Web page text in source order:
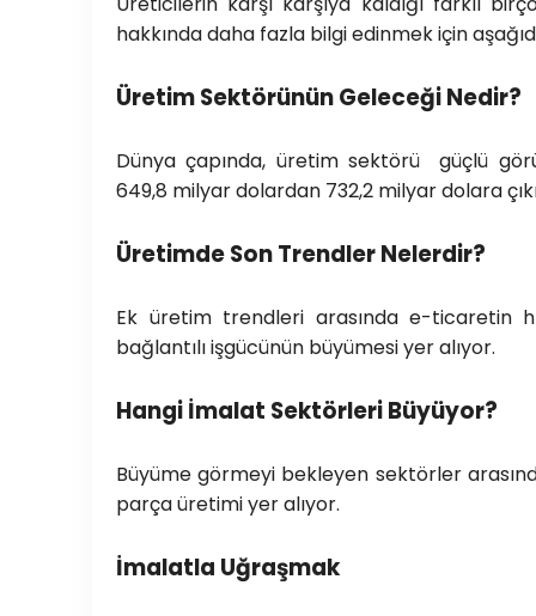
hakkında daha fazla bilgi edinmek için
Üretim Sektörünün Geleceği Nedir?
Dünya çapında, üretim sektörü güçlü
649,8 milyar dolardan 732,2 milyar dolara
Üretimde Son Trendler Nelerdir?
Ek üretim trendleri arasında e-ticaretin
bağlantılı işgücünün büyümesi yer alıyor.
Hangi İmalat Sektörleri Büyüyor?
Büyüme görmeyi bekleyen sektörler
parça üretimi yer alıyor.
İmalatla Uğraşmak